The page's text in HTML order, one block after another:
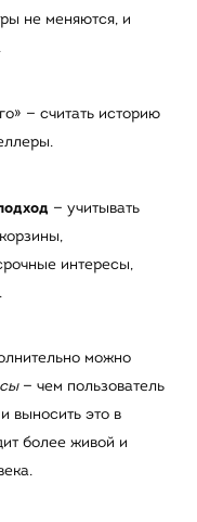
не меняются, и
— считать историю
— учитывать
интересы,
можно
— чем пользователь
выносить это в
более живой и